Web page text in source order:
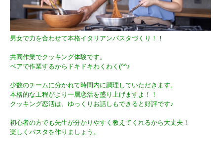
男女で力を合わせて本格イタリアンパスタづくり！！
共同作業でクッキング体験です。
ペアで作業するからドキドキわくわく(^^♪
少数のチームに分かれて時間内に調理していただきます。
本格的な工程がより一層恋活を盛り上げますよ！！
クッキング恋活は、ゆっくりお話しもできると好評です♪
初心者の方でも先生が分かりやすく教えてくれるから大丈夫！
楽しくパスタを作りましょう。